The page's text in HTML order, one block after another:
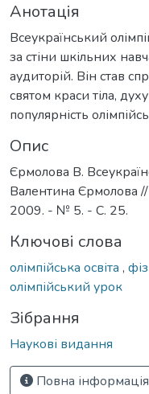
Анотація
Всеукраїнський
за стіни шкільних
аудиторій. Він став
святом краси тіла,
популярність
Опис
Єрмолова В.
Валентина Єрмолова
2009. - № 5. - С. 25.
Ключові слова
олімпійська освіта ,
олімпійський урок
Зібрання
Наукові видання
Повна